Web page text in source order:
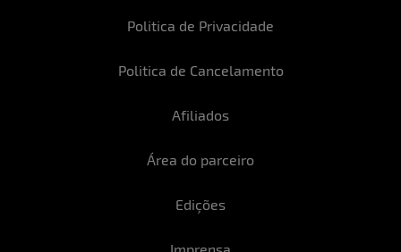
algum time?
Politica de Privacidade
Politica de Cancelamento
Afiliados
Área do parceiro
Edições